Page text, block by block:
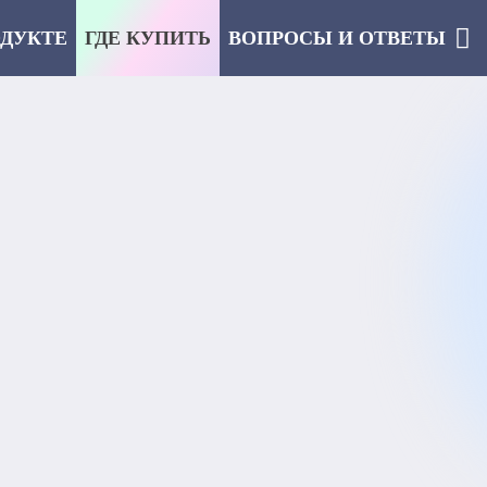
ГДЕ КУПИТЬ ВОПРОСЫ И ОТВЕТЫ